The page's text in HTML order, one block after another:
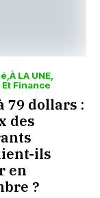
À LA UNE
Finance
79 dollars :
des
ils
en
?